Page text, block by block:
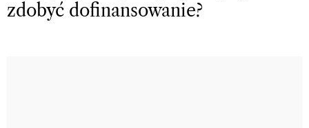
zdobyć dofinansowanie?